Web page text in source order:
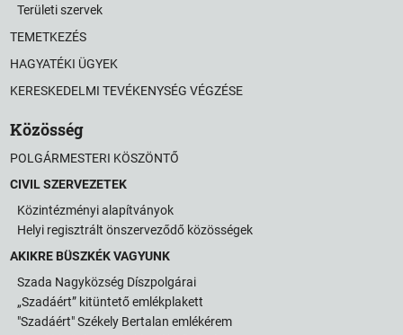
Területi szervek
TEMETKEZÉS
HAGYATÉKI ÜGYEK
KERESKEDELMI TEVÉKENYSÉG VÉGZÉSE
Közösség
POLGÁRMESTERI KÖSZÖNTŐ
CIVIL SZERVEZETEK
Közintézményi alapítványok
Helyi regisztrált önszerveződő közösségek
AKIKRE BÜSZKÉK VAGYUNK
Szada Nagyközség Díszpolgárai
„Szadáért” kitüntető emlékplakett
"Szadáért" Székely Bertalan emlékérem